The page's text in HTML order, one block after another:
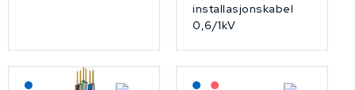
installasjonskabel
0,6/1kV
Lagerført: NEK Kabel Lagerført: NEK Kabel
På forespørsel